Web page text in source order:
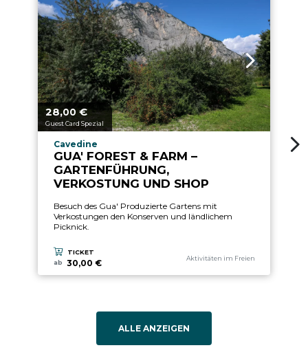
aria.price_from_prefix
28,00 €
Guest Card Spezial
aria.experience_location_prefix
Cavedine
GUA' FOREST & FARM –
GARTENFÜHRUNG,
VERKOSTUNG UND SHOP
Besuch des Gua' Produzierte Gartens mit
Verkostungen den Konserven und ländlichem
Picknick.
TICKET
ab
30,00 €
aria.experience_category_prefix
Aktivitäten im Freien
ALLE ANZEIGEN